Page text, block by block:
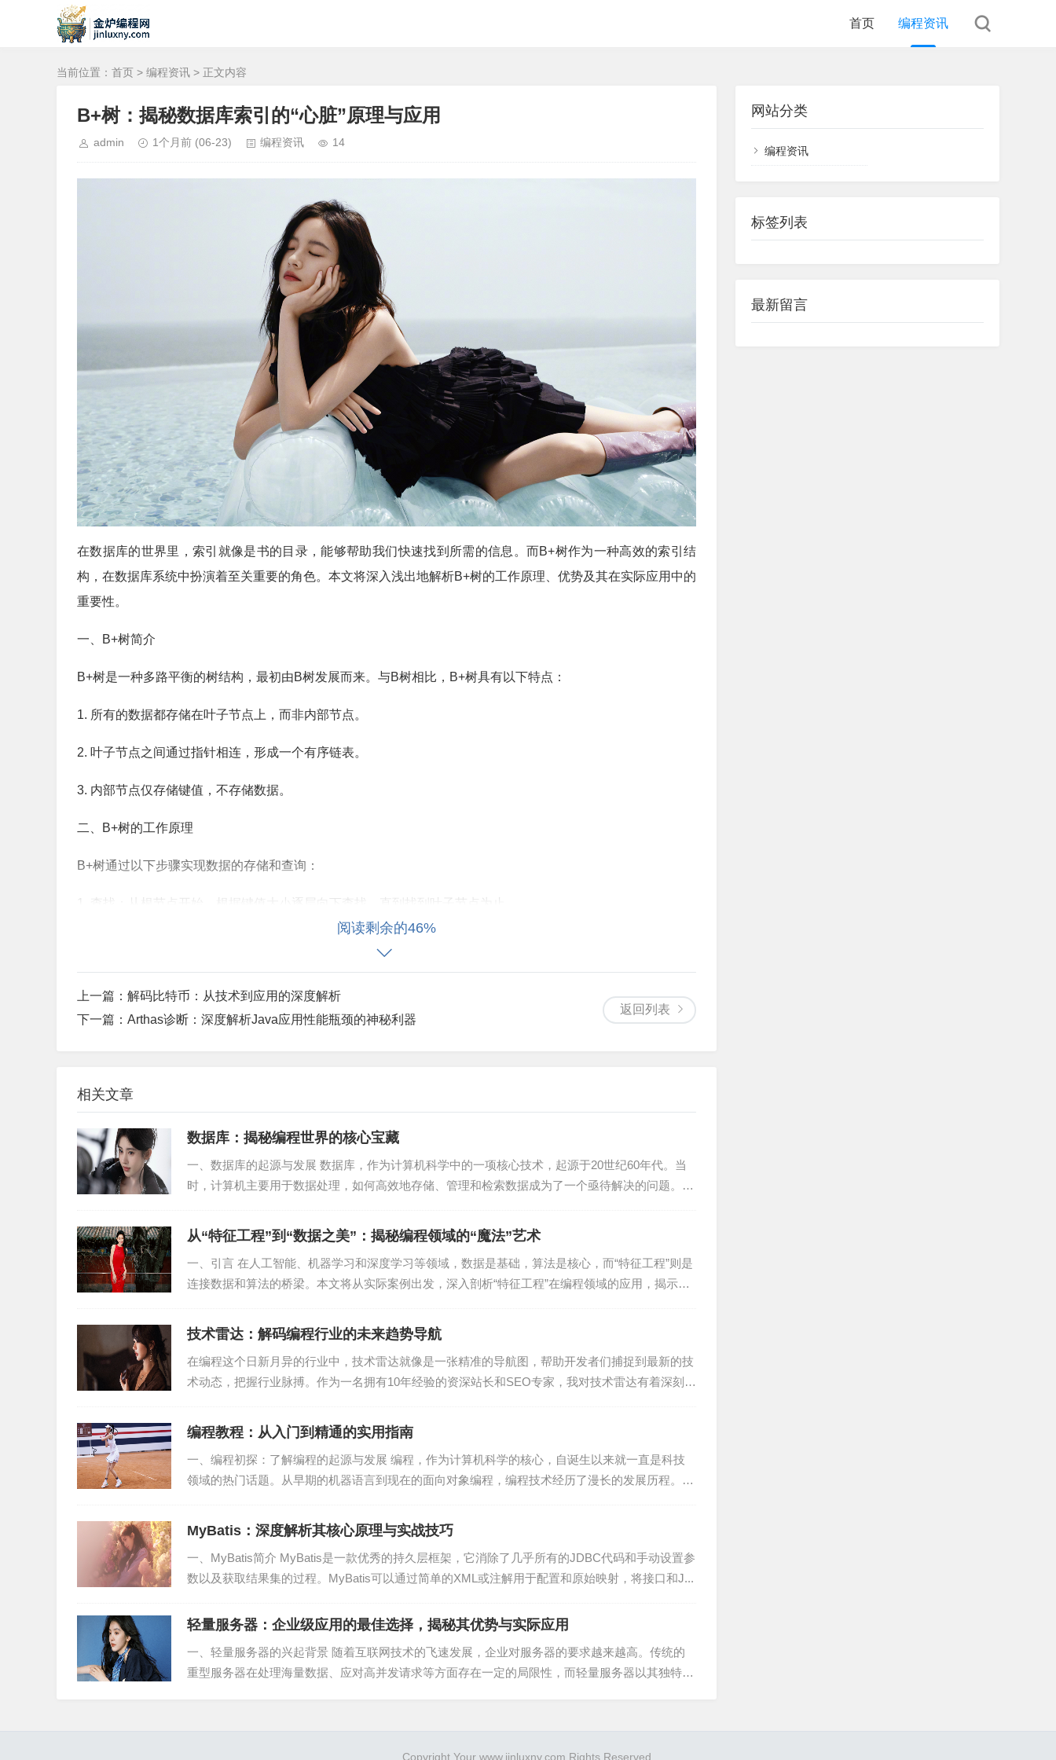
首页 编程资讯
当前位置： 首页 > 编程资讯 > 正文内容
B+树：揭秘数据库索引的“心脏”原理与应用
admin 1个月前 (06-23) 编程资讯 14
在数据库的世界里，索引就像是书的目录，能够帮助我们快速找到所需的信息。而B+树作为一种高效的索引结
构，在数据库系统中扮演着至关重要的角色。本文将深入浅出地解析B+树的工作原理、优势及其在实际应用中的
重要性。
一、B+树简介
B+树是一种多路平衡的树结构，最初由B树发展而来。与B树相比，B+树具有以下特点：
1. 所有的数据都存储在叶子节点上，而非内部节点。
2. 叶子节点之间通过指针相连，形成一个有序链表。
3. 内部节点仅存储键值，不存储数据。
二、B+树的工作原理
B+树通过以下步骤实现数据的存储和查询：
1. 查找：从根节点开始，根据键值大小逐层向下查找，直到找到叶子节点为止。
三、B+树的优势
2. 节省存储空间：B+树内部节点仅存储键值，不存储数据，因此可以节省存储空间。
3. 支持范围查询：由于B+树的叶子节点之间通过指针相连，形成一个有序链表，因此可以轻松实现范围查询。
四、B+树在实际应用中的重要性
1. 数据库索引：B+树是数据库中最常用的索引结构，广泛应用于各种数据库系统中。
2. 文件系统：在文件系统中，B+树可以用来组织文件数据，提高文件访问效率。
五、B+树的优化策略
1. 调整节点大小：在B+树中，每个节点可以存储一定数量的键值。通过调整节点大小，可以优化树的平衡性，
2. 使用哈希表：在B+树的基础上，可以结合哈希表实现更快的查询性能。例如，将B+树的内部节点存储在哈希
表中，可以快速定位到叶子节点。
B+树作为一种高效的索引结构，在数据库系统中具有举足轻重的地位。本文详细解析了B+树的工作原理、优势
阅读剩余的46%
返回列表
上一篇： 解码比特币：从技术到应用的深度解析
下一篇： Arthas诊断：深度解析Java应用性能瓶颈的神秘利器
相关文章
数据库：揭秘编程世界的核心宝藏
一、数据库的起源与发展 数据库，作为计算机科学中的一项核心技术，起源于20世纪60年代。当
时，计算机主要用于数据处理，如何高效地存储、管理和检索数据成为了一个亟待解决的问题。于
从“特征工程”到“数据之美”：揭秘编程领域的“魔法”艺术
一、引言 在人工智能、机器学习和深度学习等领域，数据是基础，算法是核心，而“特征工程”则是
连接数据和算法的桥梁。本文将从实际案例出发，深入剖析“特征工程”在编程领域的应用，揭示其
技术雷达：解码编程行业的未来趋势导航
在编程这个日新月异的行业中，技术雷达就像是一张精准的导航图，帮助开发者们捕捉到最新的技
术动态，把握行业脉搏。作为一名拥有10年经验的资深站长和SEO专家，我对技术雷达有着深刻的
编程教程：从入门到精通的实用指南
一、编程初探：了解编程的起源与发展 编程，作为计算机科学的核心，自诞生以来就一直是科技
领域的热门话题。从早期的机器语言到现在的面向对象编程，编程技术经历了漫长的发展历程。如
MyBatis：深度解析其核心原理与实战技巧
一、MyBatis简介 MyBatis是一款优秀的持久层框架，它消除了几乎所有的JDBC代码和手动设置参
数以及获取结果集的过程。MyBatis可以通过简单的XML或注解用于配置和原始映射，将接口和J...
轻量服务器：企业级应用的最佳选择，揭秘其优势与实际应用
一、轻量服务器的兴起背景 随着互联网技术的飞速发展，企业对服务器的要求越来越高。传统的
重型服务器在处理海量数据、应对高并发请求等方面存在一定的局限性，而轻量服务器以其独特的
网站分类
编程资讯
标签列表
最新留言
Copyright Your www.jinluxny.com Rights Reserved.